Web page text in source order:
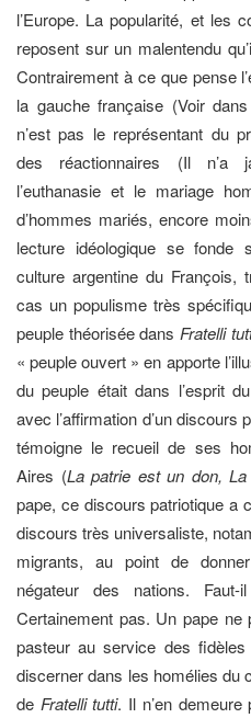
l’Europe. La popularité, et les
reposent sur un malentendu
Contrairement à ce que pense
la gauche française (Voir dans
n’est pas le représentant du
des réactionnaires (Il n’a
l’euthanasie et le mariage
d’hommes mariés, encore
lecture idéologique se
culture argentine du François,
cas un populisme très
peuple théorisée dans Fratelli
« peuple ouvert » en apporte
du peuple était dans l’esprit
avec l’affirmation d’un
témoigne le recueil de ses
Aires (La patrie est un don,
pape, ce discours patriotique a
discours très universaliste,
migrants, au point de
négateur des nations.
Certainement pas. Un pape
pasteur au service des
discerner dans les homélies du
de Fratelli tutti. Il n’en demeure